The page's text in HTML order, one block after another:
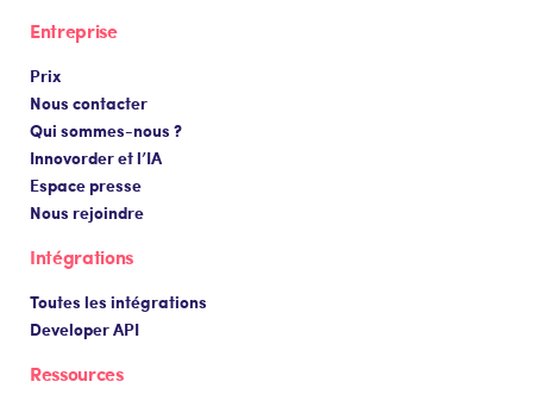
Entreprise
Prix
Nous contacter
Qui sommes-nous ?
Innovorder et l’IA
Espace presse
Nous rejoindre
Intégrations
Toutes les intégrations
Developer API
Ressources